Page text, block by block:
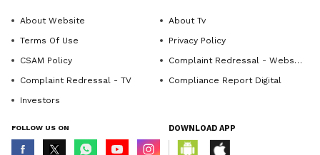
About Website
About Tv
Terms Of Use
Privacy Policy
CSAM Policy
Complaint Redressal - Website
Complaint Redressal - TV
Compliance Report Digital
Investors
FOLLOW US ON DOWNLOAD APP